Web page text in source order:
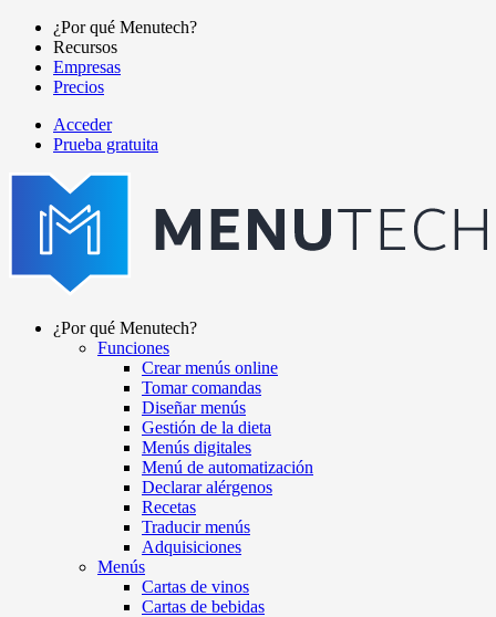
Pasar
contenido
principal
Main
navigation
¿Por qué Menutech?
Recursos
Empresas
Precios
menutech
navigation
Acceder
Prueba gratuita
navigation
¿Por qué Menutech?
Funciones
Crear menús online
Tomar comandas
Diseñar menús
Gestión de la dieta
Menús digitales
Menú de automatización
Declarar alérgenos
Recetas
Traducir menús
Adquisiciones
Menús
Cartas de vinos
Cartas de bebidas